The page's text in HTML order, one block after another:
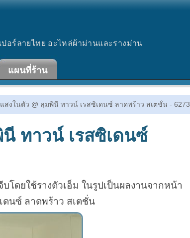
อร์ลายไทย อะไหล่ผ้าม่านและรางม่าน
แผนที่ร้าน
สงในตัว @ ลุมพินี ทาวน์ เรสซิเดนซ์ ลาดพร้าว สเตชั่น - 6273
ทาวน์ เรสซิเดนซ์
โดยใช้รางตัวเอ็ม ในรูปเป็นผลงานจากหน้า
ดนซ์ ลาดพร้าว สเตชั่น